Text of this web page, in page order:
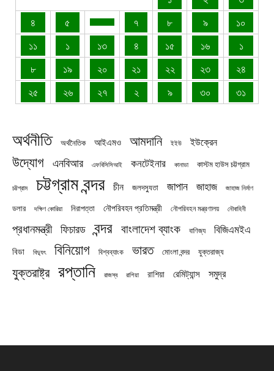
৪
৫ ৭ ৮ ৯
১০
১১
১ ১৩ ৪ ১৫ ১৬
১
৮
১৯ ২০ ২১ ২২ ২৩
২৪
২৫
২৬ ২৭ ২ ৯ ৩০ ৩১
অর্থনীতি অর্থনৈতিক আইএমও আমদানি ইইউ ইউক্রেন
উদ্যোগ এনবিআর এফবিসিসিআই কনটেইনার কানাডা কাস্টম হাউস চট্টগ্রাম
চট্টগ্রাম চট্টগ্রাম বন্দর চীন জলদস্যুতা জাপান জাহাজ জাহাজ নির্মাণ
ডলার দক্ষিণ কোরিয়া নিরাপত্তা নৌপরিবহন প্রতিমন্ত্রী নৌপরিবহন মন্ত্রণালয় নৌবাহিনী
প্রধানমন্ত্রী ফিচারড বন্দর বাংলাদেশ ব্যাংক বাণিজ্য বিজিএমইএ
বিডা বিদ্যুৎ বিনিয়োগ বিশ্বব্যাংক ভারত মোংলা বন্দর যুক্তরাজ্য
যুক্তরাষ্ট্র রপ্তানি রাজস্ব রাশিয়া রাশিয়া রেমিট্যান্স সমুদ্র